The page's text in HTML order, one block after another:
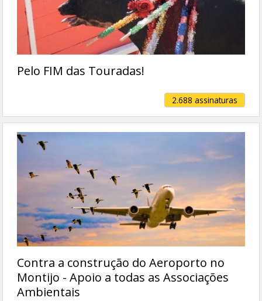
Pelo FIM das Touradas!
2.688 assinaturas
Contra a construção do Aeroporto no
Montijo - Apoio a todas as Associações
Ambientais